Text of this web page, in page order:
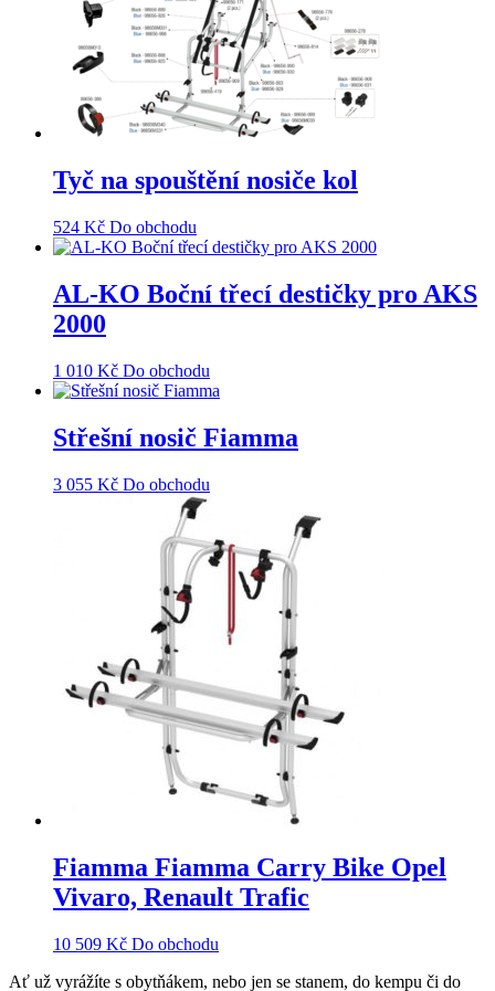
Tyč na spouštění nosiče kol
524 Kč Do obchodu
AL-KO Boční třecí destičky pro AKS
2000
1 010 Kč Do obchodu
Střešní nosič Fiamma
3 055 Kč Do obchodu
Fiamma Fiamma Carry Bike Opel
Vivaro, Renault Trafic
10 509 Kč Do obchodu
Ať už vyrážíte s obytňákem, nebo jen se stanem, do kempu či do